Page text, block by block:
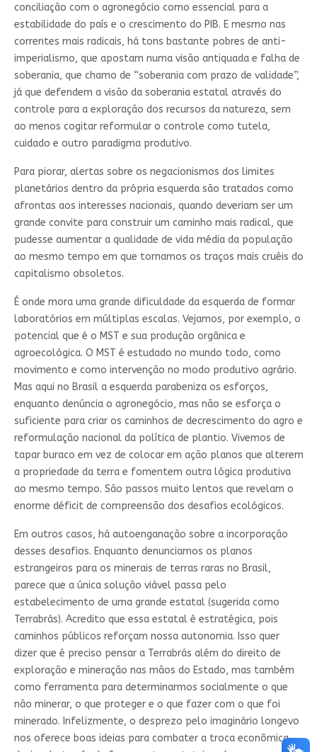
conciliação com o agronegócio como essencial para a
estabilidade do país e o crescimento do PIB. E mesmo nas
correntes mais radicais, há tons bastante pobres de anti-
imperialismo, que apostam numa visão antiquada e falha de
soberania, que chamo de “soberania com prazo de validade”,
já que defendem a visão da soberania estatal através do
controle para a exploração dos recursos da natureza, sem
ao menos cogitar reformular o controle como tutela,
cuidado e outro paradigma produtivo.
Para piorar, alertas sobre os negacionismos dos limites
planetários dentro da própria esquerda são tratados como
afrontas aos interesses nacionais, quando deveriam ser um
grande convite para construir um caminho mais radical, que
pudesse aumentar a qualidade de vida média da população
ao mesmo tempo em que tornamos os traços mais cruéis do
capitalismo obsoletos.
É onde mora uma grande dificuldade da esquerda de formar
laboratórios em múltiplas escalas. Vejamos, por exemplo, o
potencial que é o MST e sua produção orgânica e
agroecológica. O MST é estudado no mundo todo, como
movimento e como intervenção no modo produtivo agrário.
Mas aqui no Brasil a esquerda parabeniza os esforços,
enquanto denúncia o agronegócio, mas não se esforça o
suficiente para criar os caminhos de decrescimento do agro e
reformulação nacional da política de plantio. Vivemos de
tapar buraco em vez de colocar em ação planos que alterem
a propriedade da terra e fomentem outra lógica produtiva
ao mesmo tempo. São passos muito lentos que revelam o
enorme déficit de compreensão dos desafios ecológicos.
Em outros casos, há autoenganação sobre a incorporação
desses desafios. Enquanto denunciamos os planos
estrangeiros para os minerais de terras raras no Brasil,
parece que a única solução viável passa pelo
estabelecimento de uma grande estatal (sugerida como
Terrabrás). Acredito que essa estatal é estratégica, pois
caminhos públicos reforçam nossa autonomia. Isso quer
dizer que é preciso pensar a Terrabrás além do direito de
exploração e mineração nas mãos do Estado, mas também
como ferramenta para determinarmos socialmente o que
não minerar, o que proteger e o que fazer com o que foi
minerado. Infelizmente, o desprezo pelo imaginário longevo
nos oferece boas ideias para combater a troca econômica